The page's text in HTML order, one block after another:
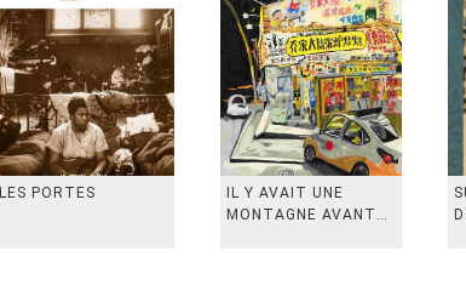
LES PORTES
IL Y AVAIT UNE
MONTAGNE AVANT